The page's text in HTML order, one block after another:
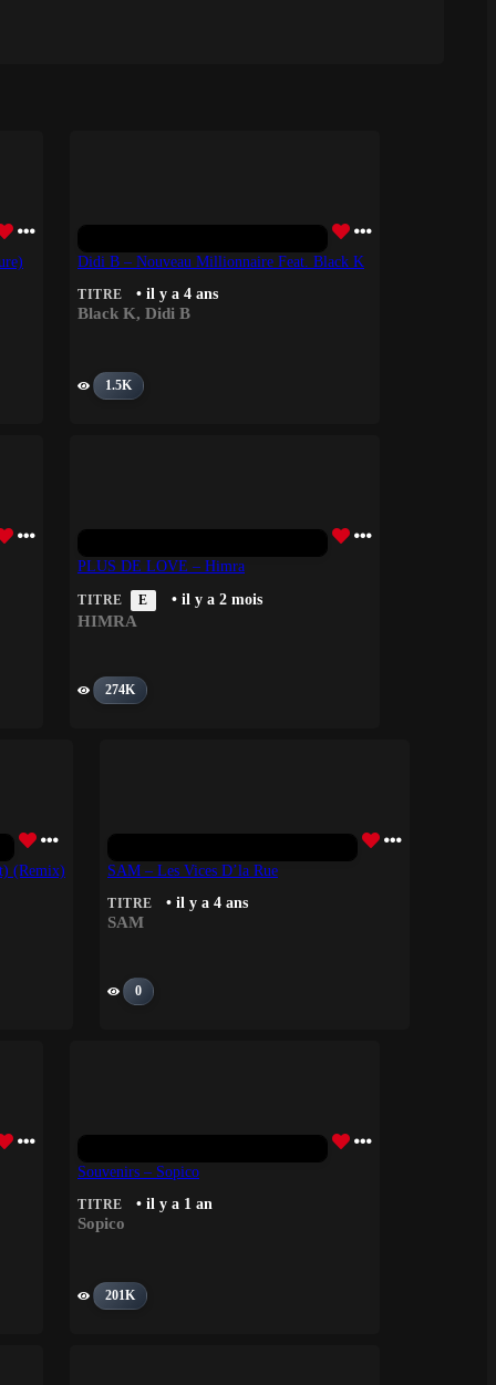
Didi B – Nouveau Millionnaire Feat. Black K
TITRE • il y a 4 ans
Black K, Didi B
1.5K
PLUS DE LOVE – Himra
TITRE E • il y a 2 mois
HIMRA
274K
(Remix) SAM – Les Vices D’la Rue
TITRE • il y a 4 ans
SAM
0
Souvenirs – Sopico
TITRE • il y a 1 an
Sopico
201K